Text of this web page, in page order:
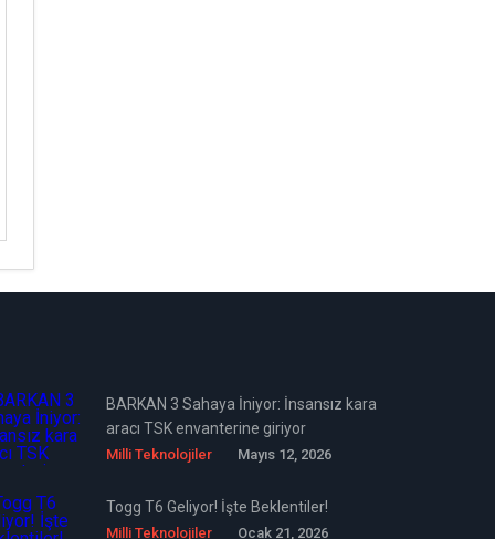
BARKAN 3 Sahaya İniyor: İnsansız kara
aracı TSK envanterine giriyor
Milli Teknolojiler Mayıs 12, 2026
Togg T6 Geliyor! İşte Beklentiler!
Milli Teknolojiler Ocak 21, 2026